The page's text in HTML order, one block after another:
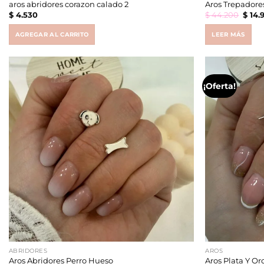
aros abridores corazon calado 2
$4.530
AGREGAR AL CARRITO
Aros
$44.200
price
$
$
LEER MÁS
ABRIDORES
Aros Abridores Perro Hueso
¡Oferta!
AROS
Aros Plata Y